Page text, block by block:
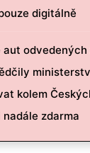
digitálně
aut odvedených
kolem
nadále zdarma